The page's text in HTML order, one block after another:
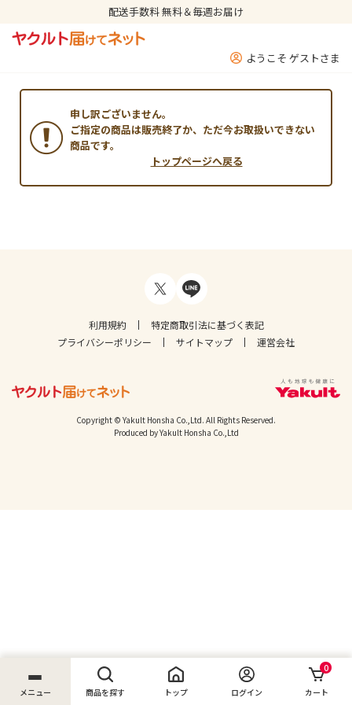
配送手数料 無料＆毎週お届け
ようこそ ゲストさま
メニュー 商品を探す トップ ログイン
0
カート
申し訳ございません。
ご指定の商品は販売終了か、ただ今お取扱いできない
商品です。
トップページへ戻る
利用規約
特定商取引法に基づく表記
プライバシーポリシー
サイトマップ 運営会社
Copyright © Yakult Honsha Co.,Ltd. All Rights Reserved.
Produced by Yakult Honsha Co.,Ltd